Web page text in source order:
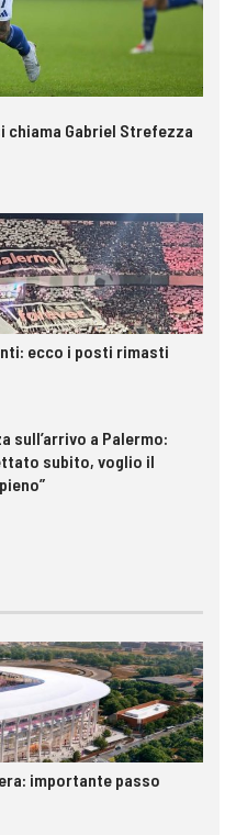
chiama Gabriel Strefezza
ecco i posti rimasti
sull’arrivo a Palermo:
subito, voglio il
importante passo